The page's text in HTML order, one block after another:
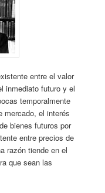
entre el valor
inmediato futuro y el
temporalmente
mercado, el interés
bienes futuros por
entre precios de
razón tiende en el
que sean las